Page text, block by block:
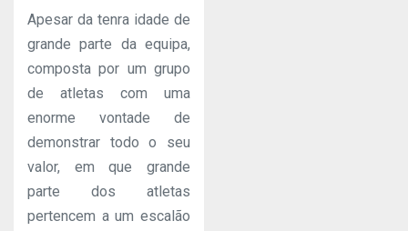
Apesar da tenra idade de
grande parte da equipa,
composta por um grupo
de atletas com uma
enorme vontade de
demonstrar todo o seu
valor, em que grande
parte dos atletas
pertencem a um escalão